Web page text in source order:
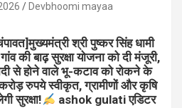
Devbhoomi mayaa
श्री पुष्कर सिंह धामी
की बाढ़ सुरक्षा योजना को दी मंजूरी,
से होने वाले भू-कटाव को रोकने के
रुपये स्वीकृत, ग्रामीणों और कृषि
सुरक्षा!
ashok gulati एडिटर